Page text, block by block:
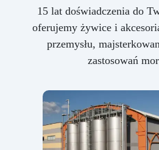
15 lat doświadczenia do
oferujemy żywice i
przemysłu,
zastosowań